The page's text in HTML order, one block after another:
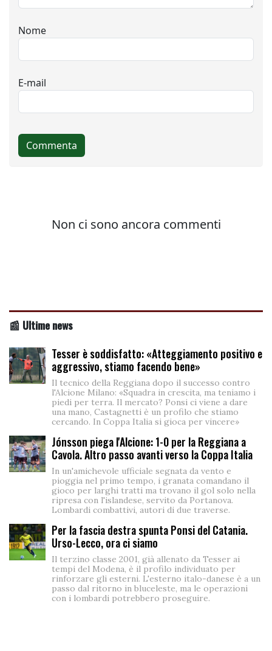
📰 Ultime news
Tesser è soddisfatto: «Atteggiamento positivo e
aggressivo, stiamo facendo bene»
Il tecnico della Reggiana dopo il successo contro
l'Alcione Milano: «Squadra in crescita, ma teniamo i
piedi per terra. Il mercato? Ponsi ci viene a dare
una mano, Castagnetti è un profilo che stiamo
cercando. In Coppa Italia si gioca per vincere»
Jónsson piega l'Alcione: 1-0 per la Reggiana a
Cavola. Altro passo avanti verso la Coppa Italia
In un'amichevole ufficiale segnata da vento e
pioggia nel primo tempo, i granata comandano il
gioco per larghi tratti ma trovano il gol solo nella
ripresa con l'islandese, servito da Portanova.
Lombardi combattivi, autori di due traverse.
Per la fascia destra spunta Ponsi del Catania.
Urso-Lecco, ora ci siamo
Il terzino classe 2001, già allenato da Tesser ai
tempi del Modena, è il profilo individuato per
rinforzare gli esterni. L'esterno italo-danese è a un
passo dal ritorno in bluceleste, ma le operazioni
con i lombardi potrebbero proseguire.